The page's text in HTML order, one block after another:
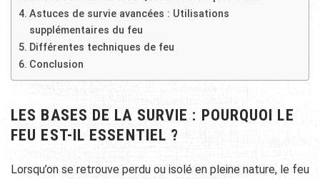
Astuces de survie avancées : Utilisations
supplémentaires du feu
Différentes techniques de feu
Conclusion
LES BASES DE LA SURVIE : POURQUOI LE
FEU EST-IL ESSENTIEL ?
Lorsqu’on se retrouve perdu ou isolé en pleine nature, le feu